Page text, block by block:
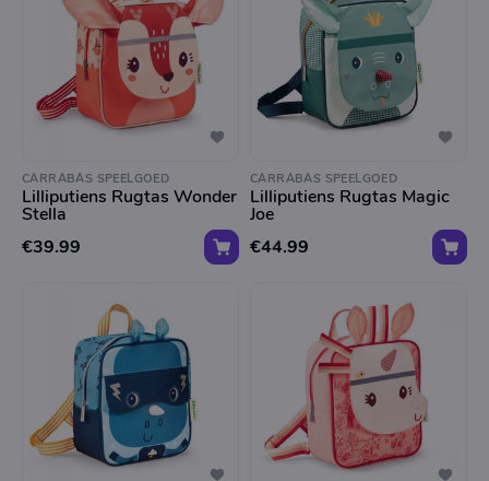
CARRABAS SPEELGOED
Lilliputiens Rugtas Wonder
Stella
€39.99
CARRABAS SPEELGOED
Lilliputiens Rugtas Magic
Joe
€44.99